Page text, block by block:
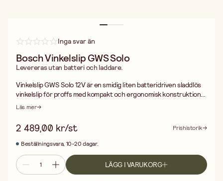
Inga svar än
Bosch Vinkelslip GWS Solo
Levereras utan batteri och laddare.
Vinkelslip GWS Solo 12V är en smidig liten batteridriven sladdlös
vinkelslip för proffs med kompakt och ergonomisk konstruktion.
Perfekt för arbeten i trånga utrymmen och över huvudhöjd på
snabb kraftfull avverkning och möjliggör hög produktivitet.
Vinkelslip GWS Solo 12V är en mångsidig vinkelslip för en mängd
olika material. Snabba skivbyten tack vare ny spindellåsning och
batterispänning: 12.0 V -spindelgänga: M5 -hål, Ø: 10,0 mm -
navrondell/kapskiva, Ø: 76 mm Levereras i L-BOXX med tillbehör:
Läs mer
2 489,00 kr/st
Prishistorik
Beställningsvara, 10-20 dagar.
LÄGG I VARUKORG